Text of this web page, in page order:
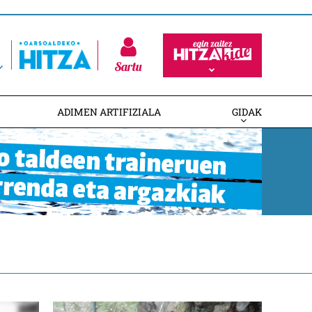
Sartu
ADIMEN ARTIFIZIALA GIDAK